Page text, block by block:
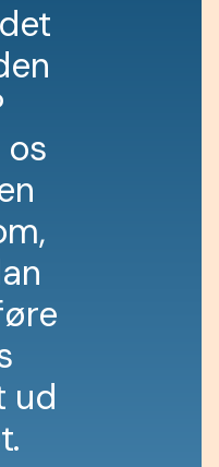
det
en
os
n
m,
an
øre
ud
t.